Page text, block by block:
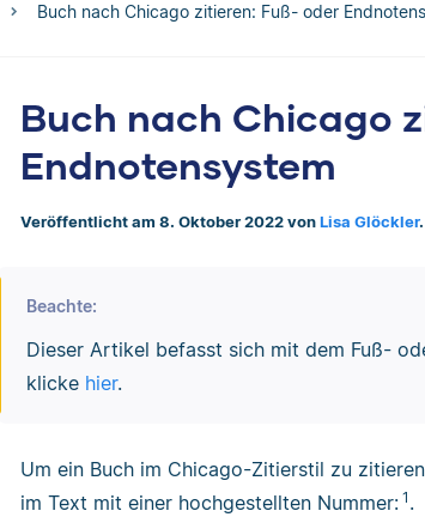
Buch nach Chicago zitieren: Fuß- oder
Buch nach Chicago
Endnotensystem
Veröffentlicht am 8. Oktober 2022 von Lisa Glöckler
Beachte:
Dieser Artikel befasst sich mit dem Fuß-
klicke hier.
Um ein Buch im Chicago-Zitierstil zu
im Text mit einer hochgestellten Nummer: 1 .